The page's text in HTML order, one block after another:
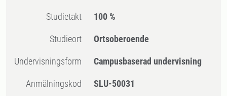
Studietakt 100 %
Studieort Ortsoberoende
Undervisningsform Campusbaserad undervisning
Anmälningskod SLU-50031